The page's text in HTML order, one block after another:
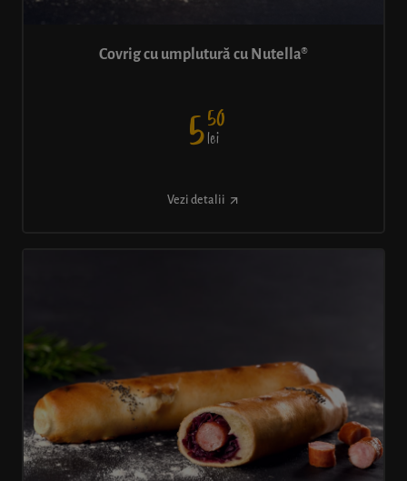
Covrig cu umplutură cu Nutella®
550
lei
Vezi detalii